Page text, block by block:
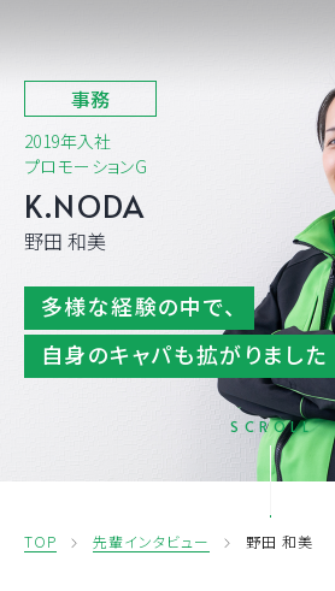
事務
2019年入社
プロモーションG
K.NODA
野田 和美
多様な経験の中で、
自身のキャパも拡がりました
SCROLL
TOP 先輩インタビュー 野田 和美